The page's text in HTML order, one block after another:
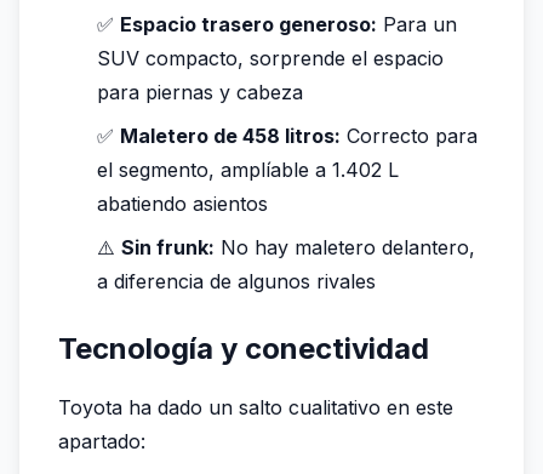
✅ Espacio trasero generoso: Para un
SUV compacto, sorprende el espacio
para piernas y cabeza
✅ Maletero de 458 litros: Correcto para
el segmento, amplíable a 1.402 L
abatiendo asientos
⚠️ Sin frunk: No hay maletero delantero,
a diferencia de algunos rivales
Tecnología y conectividad
Toyota ha dado un salto cualitativo en este
apartado: